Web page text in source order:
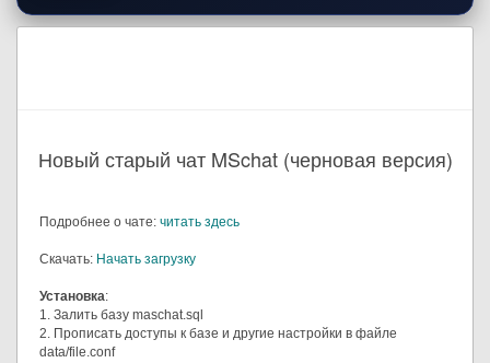
Новый старый чат MSchat (черновая версия)
Подробнее о чате: читать здесь
Скачать: Начать загрузку
Установка:
1. Залить базу maschat.sql
2. Прописать доступы к базе и другие настройки в файле
data/file.conf